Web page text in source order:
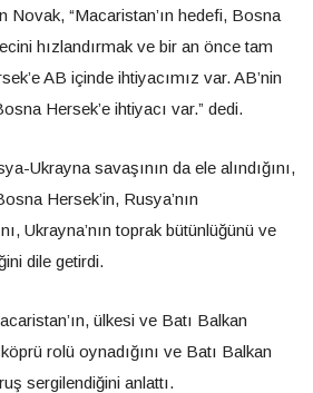
Novak, “Macaristan’ın hedefi, Bosna
hızlandırmak ve bir an önce tam
AB içinde ihtiyacımız var. AB’nin
Hersek’e ihtiyacı var.” dedi.
Ukrayna savaşının da ele alındığını,
Hersek’in, Rusya’nın
Ukrayna’nın toprak bütünlüğünü ve
dile getirdi.
ülkesi ve Batı Balkan
rolü oynadığını ve Batı Balkan
sergilendiğini anlattı.